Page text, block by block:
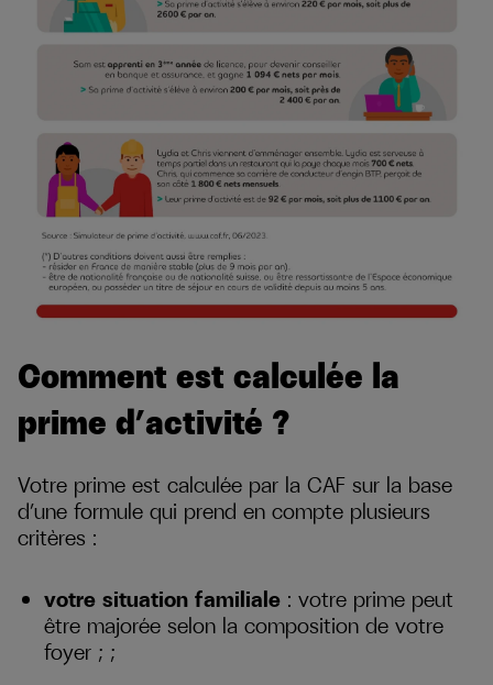
Comment est calculée la
prime d’activité ?
Votre prime est calculée par la CAF sur la base
d’une formule qui prend en compte plusieurs
critères :
votre situation familiale : votre prime peut
être majorée selon la composition de votre
foyer ; ;